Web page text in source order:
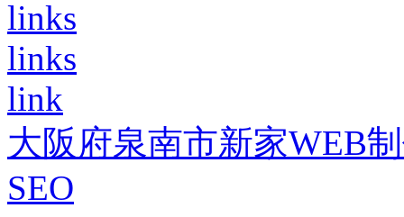
links
links
link
大阪府泉南市新家WEB
SEO